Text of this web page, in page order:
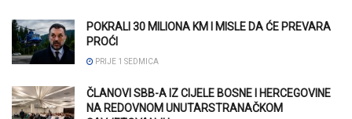
POKRALI 30 MILIONA KM I MISLE DA ĆE PREVARA
PROĆI
PRIJE 1 SEDMICA
ČLANOVI SBB-A IZ CIJELE BOSNE I HERCEGOVINE
NA REDOVNOM UNUTARSTRANAČKOM